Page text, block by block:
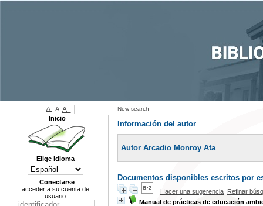
New search
Información del autor
Autor Arcadio Monroy Ata
Documentos disponibles escritos por
Hacer una sugerencia Refinar
Manual de prácticas de educación
A- A A+
Inicio
Elige idioma
Conectarse
acceder a su cuenta de
usuario